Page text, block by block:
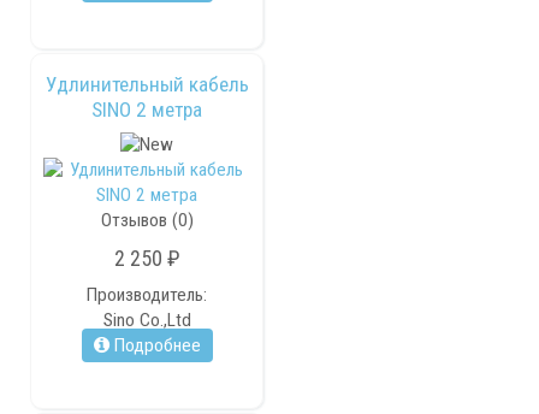
Удлинительный кабель
SINO 2 метра
Отзывов (0)
2 250 ₽
Производитель:
Sino Co.,Ltd
Подробнее